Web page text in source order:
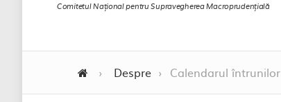
Comitetul Național pentru Supravegherea Macroprudențială
› Despre › Calendarul întrunilor